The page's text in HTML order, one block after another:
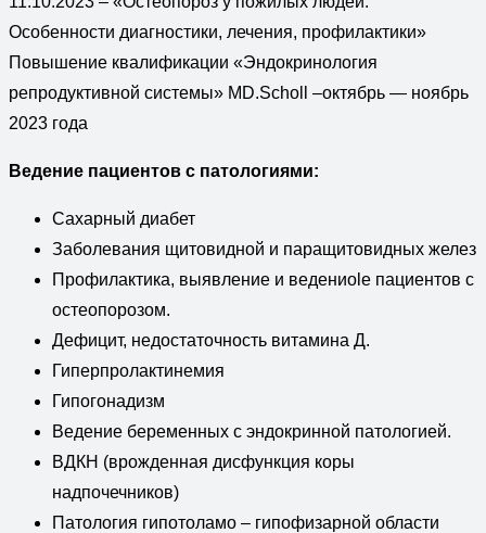
Особенности диагностики, лечения, профилактики»
Повышение квалификации «Эндокринология
репродуктивной системы» MD.Scholl –октябрь — ноябрь
2023 года
Ведение пациентов с патологиями:
Сахарный диабет
Заболевания щитовидной и паращитовидных желез
Профилактика, выявление и ведениolе пациентов с
остеопорозом.
Дефицит, недостаточность витамина Д.
Гиперпролактинемия
Гипогонадизм
Ведение беременных с эндокринной патологией.
ВДКН (врожденная дисфункция коры
надпочечников)
Патология гипотоламо – гипофизарной области